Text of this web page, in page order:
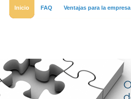
Inicio FAQ Ventajas para la empresa